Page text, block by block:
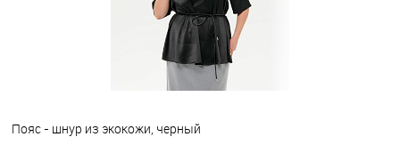
Пояс - шнур из экокожи, черный